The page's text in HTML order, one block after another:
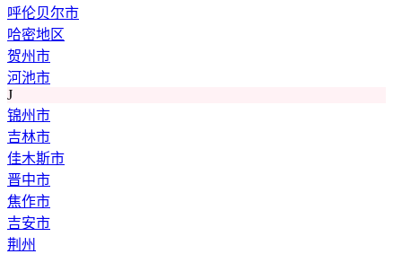
呼伦贝尔市
哈密地区
贺州市
河池市
J
锦州市
吉林市
佳木斯市
晋中市
焦作市
吉安市
荆州